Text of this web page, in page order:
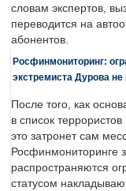
словам экспертов,
переводится на
абонентов.
Росфинмониторинг:
экстремиста Дурова
После того, как
в список
это затронет сам
Росфинмониторинге
распространяются
статусом